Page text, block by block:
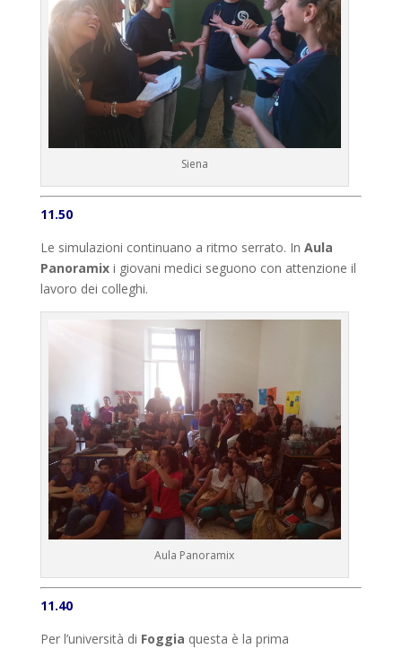
Siena
11.50
Le simulazioni continuano a ritmo serrato. In Aula
Panoramixi giovani medici seguono con attenzione il
lavoro dei colleghi.
Aula Panoramix
11.40
Per l’università di Foggia questa è la prima